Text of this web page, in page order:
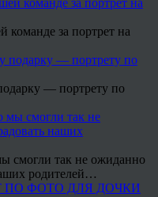
команде за портрет на
— портрету по
смогли так не ожиданно
родителей…